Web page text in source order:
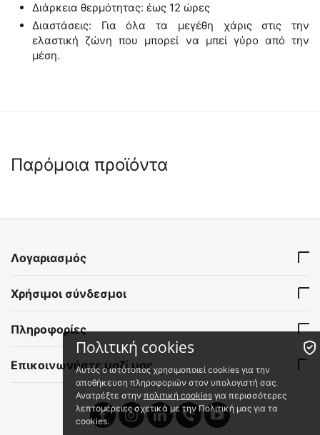
Διάρκεια θερμότητας: έως 12 ώρες
Διαστάσεις: Για όλα τα μεγέθη χάρις στις την
ελαστική ζώνη που μπορεί να μπεί γύρο από την
μέση.
Παρόμοια προϊόντα
Κουβέρτα Αλουμινίου
Έκτακτης Ανάγκης - Ασημί/
Άμεσα διαθέσιμο
Αποστολή εντός 24 ωρών
€2.98
(χωρίς ΦΠΑ)
Άμεσα διαθέσιμο
Αποστολή εντός 24 ωρών
€3.96
€ 3.19(χωρίς ΦΠΑ)
✔
Λογαριασμός
Χρήσιμοι σύνδεσμοι
Πληροφορίες
Επικοινωνήστε μαζί μας
Πολιτική cookies
Αυτός ο ιστότοπος χρησιμοποιεί cookies για την
αποθήκευση πληροφοριών στον υπολογιστή σας.
Ανατρέξτε στην πολιτική cookiesγια περισσότερες
λεπτομέρειες σχετικά με την Πολιτική μας για τα
cookies.